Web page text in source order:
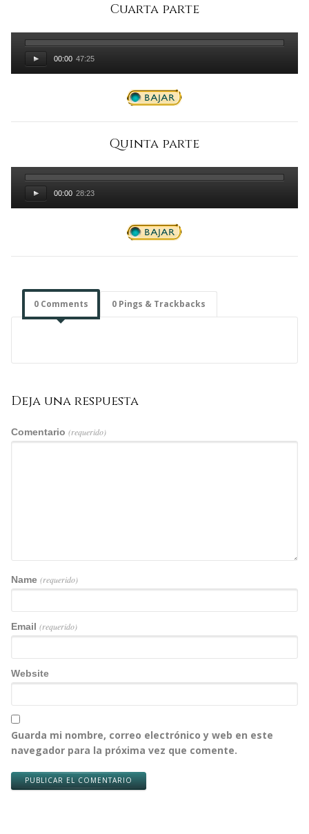
Cuarta parte
00:00 47:25
Quinta parte
00:00 28:23
0 Comments 0 Pings & Trackbacks
Deja una respuesta
Comentario (requerido)
Name (requerido)
Email (requerido)
Website
Guarda mi nombre, correo electrónico y web en este
navegador para la próxima vez que comente.
PUBLICAR EL COMENTARIO